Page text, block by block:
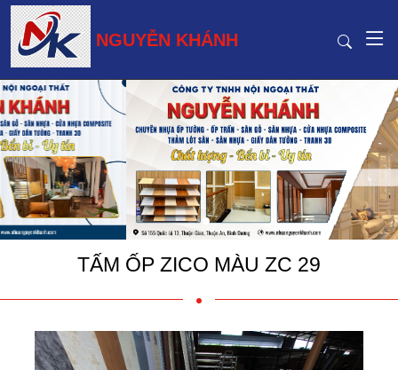
NGUYỄN KHÁNH
TẤM ỐP ZICO MÀU ZC 29